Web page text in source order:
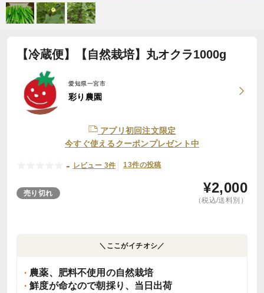
【冷蔵便】【自然栽培】丸オクラ1000g
愛知県一宮市
彩り農園
アプリ初回注文限定
今すぐ使えるクーポンプレゼント中
- レビュー 3件 13件の投稿
売り切れ ¥2,000
（税込/送料別）
＼ここがイチオシ／
農薬、肥料不使用の自然栽培
鮮度が命なので朝採り、当日出荷